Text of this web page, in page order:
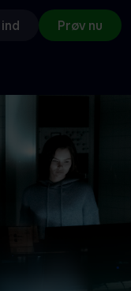
Prøv nu